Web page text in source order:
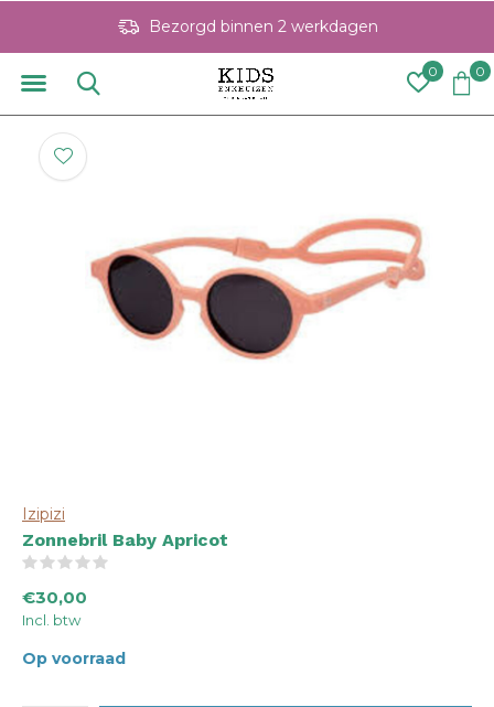
0 0
Bezorgd binnen 2 werkdagen
Izipizi
Zonnebril Baby Apricot
€30,00
Incl. btw
Op voorraad